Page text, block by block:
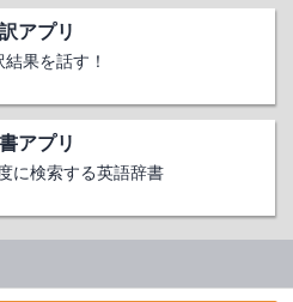
アプリ
果を話す！
アプリ
に検索する英語辞書